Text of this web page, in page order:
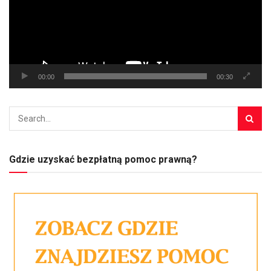
00:00 00:30
Gdzie uzyskać bezpłatną pomoc prawną?